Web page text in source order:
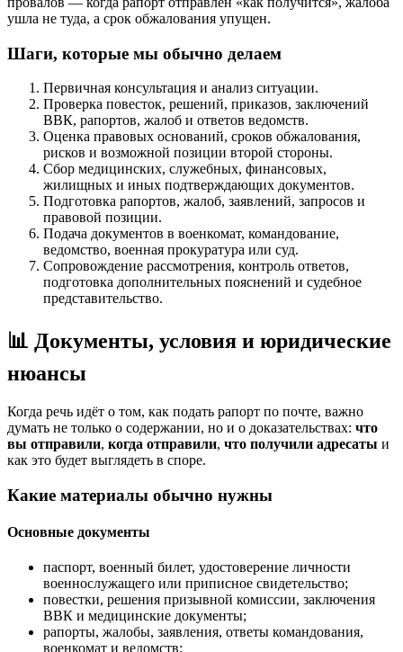
ушла не туда, а срок обжалования упущен.
Шаги, которые мы обычно делаем
Первичная консультация и анализ ситуации.
Проверка повесток, решений, приказов, заключений
ВВК, рапортов, жалоб и ответов ведомств.
Оценка правовых оснований, сроков обжалования,
рисков и возможной позиции второй стороны.
Сбор медицинских, служебных, финансовых,
жилищных и иных подтверждающих документов.
Подготовка рапортов, жалоб, заявлений, запросов и
правовой позиции.
Подача документов в военкомат, командование,
ведомство, военная прокуратура или суд.
Сопровождение рассмотрения, контроль ответов,
подготовка дополнительных пояснений и судебное
представительство.
📊 Документы, условия и юридические
нюансы
Когда речь идёт о том, как подать рапорт по почте, важно
думать не только о содержании, но и о доказательствах: что
вы отправили, когда отправили, что получили адресаты и
как это будет выглядеть в споре.
Какие материалы обычно нужны
Основные документы
паспорт, военный билет, удостоверение личности
военнослужащего или приписное свидетельство;
повестки, решения призывной комиссии, заключения
ВВК и медицинские документы;
рапорты, жалобы, заявления, ответы командования,
военкомат и ведомств;